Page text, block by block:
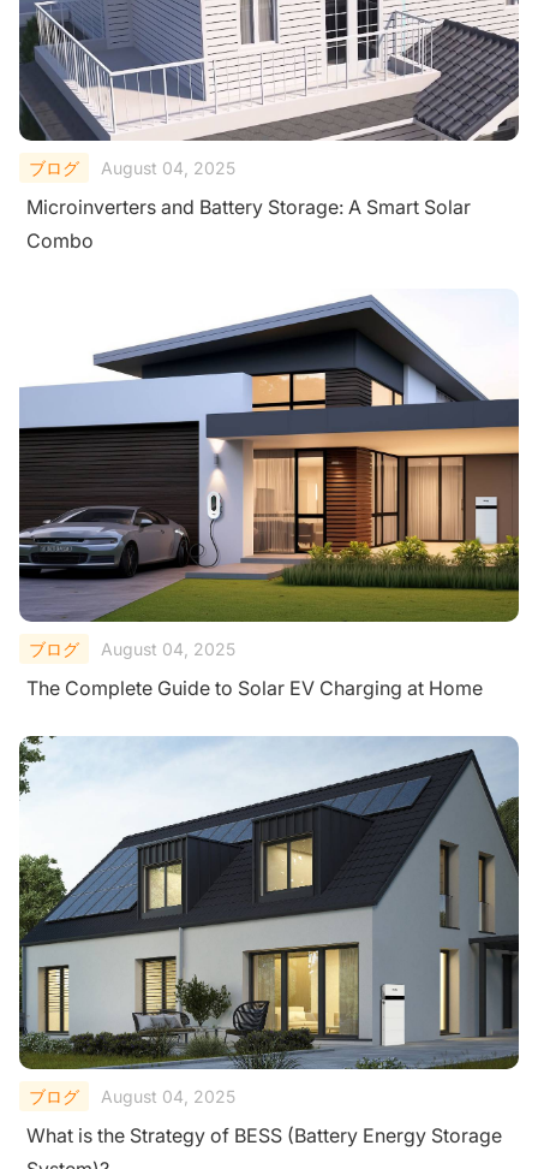
ブログ August 04, 2025
Microinverters and Battery Storage: A Smart Solar
Combo
ブログ August 04, 2025
The Complete Guide to Solar EV Charging at Home
ブログ August 04, 2025
What is the Strategy of BESS (Battery Energy Storage